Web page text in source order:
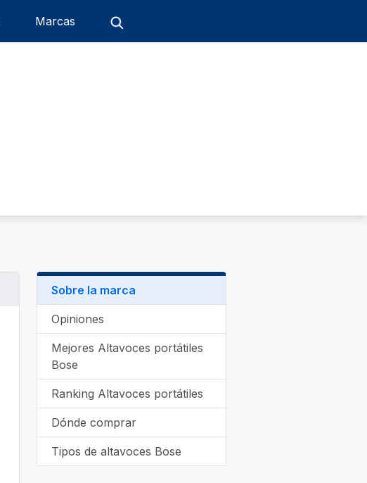
Marcas
Sobre la marca
Opiniones
Mejores Altavoces portátiles
Bose
Ranking Altavoces portátiles
Dónde comprar
Tipos de altavoces Bose